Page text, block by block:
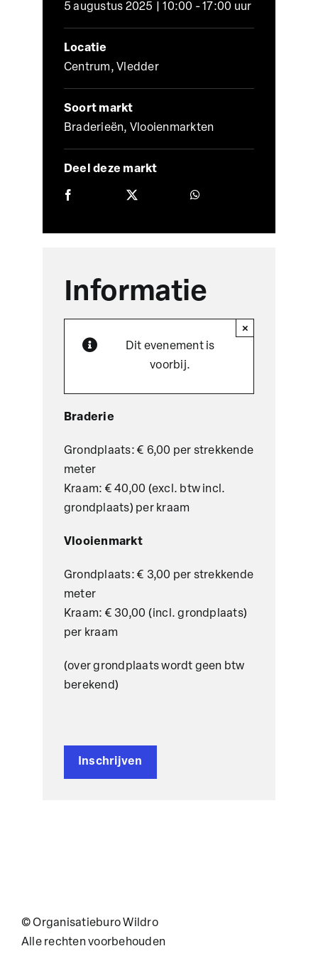
5 augustus 2025 | 10:00 - 17:00 uur
Locatie
Centrum, Vledder
Soort markt
Braderieën, Vlooienmarkten
Deel deze markt
Informatie
Dit evenement is
voorbij.
×
Braderie
Grondplaats: € 6,00 per strekkende
meter
Kraam: € 40,00 (excl. btw incl.
grondplaats) per kraam
Vlooienmarkt
Grondplaats: € 3,00 per strekkende
meter
Kraam: € 30,00 (incl. grondplaats)
per kraam
(over grondplaats wordt geen btw
berekend)
Inschrijven
© Organisatieburo Wildro
Alle rechten voorbehouden